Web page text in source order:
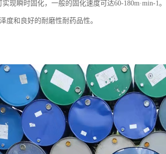
现瞬时固化，一般的固化速度可达60-180m·min-1。
度和良好的耐磨性耐药品性。